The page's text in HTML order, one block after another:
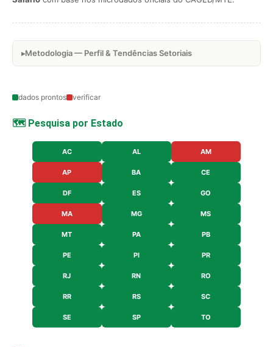
Metodologia — Perfil & Tendências Setoriais
dados prontos verificar
🗺️ Pesquisa por Estado
AC AL AM
AP BA CE
DF ES GO
MA MG MS
MT PA PB
PE PI PR
RJ RN RO
RR RS SC
SE SP TO